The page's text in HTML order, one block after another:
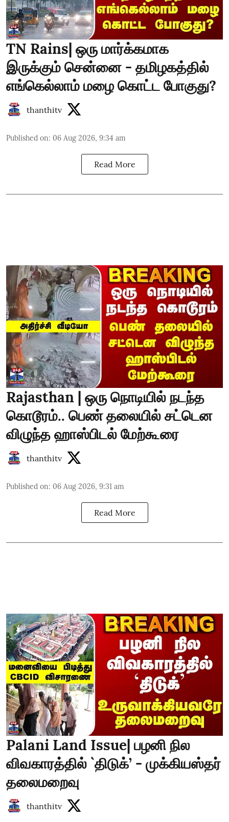
TN Rains| ஒரு மார்க்கமாக
இருக்கும் சென்னை - தமிழகத்தில்
எங்கெல்லாம் மழை கொட்ட போகுது?
thanthitv
Published on: 06 Aug 2026, 9:34 am
Read More
Rajasthan | ஒரு நொடியில் நடந்த
கொடூரம்.. பெண் தலையில் சட்டென
விழுந்த ஹாஸ்பிடல் மேற்கூரை
thanthitv
Published on: 06 Aug 2026, 9:31 am
Read More
Palani Land Issue| பழனி நில
விவகாரத்தில் `திடுக்’ - முக்கியஸ்தர்
தலைமறைவு
thanthitv